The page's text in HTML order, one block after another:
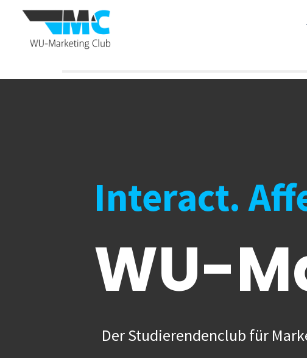
Interact.
WU-
Der Studierendenclub für